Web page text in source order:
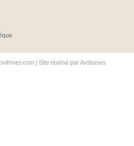
| Site réalisé parArobases